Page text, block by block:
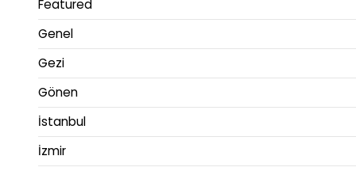
Featured
Genel
Gezi
Gönen
İstanbul
İzmir